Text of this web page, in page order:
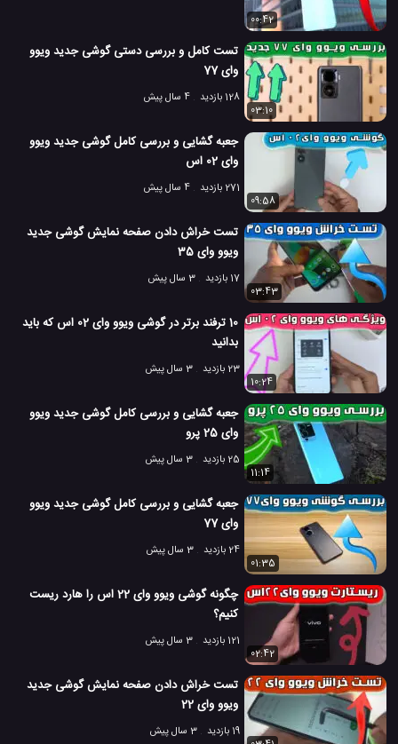
00:42
تست کامل و بررسی دستی گوشی جدید ویوو
وای 77
128 بازدید
4 سال پیش
03:10
جعبه گشایی و بررسی کامل گوشی جدید ویوو
وای 02 اس
271 بازدید
4 سال پیش
09:58
تست خراش دادن صفحه نمایش گوشی جدید
ویوو وای 35
17 بازدید
3 سال پیش
03:43
10 ترفند برتر در گوشی ویوو وای 02 اس که باید
بدانید
23 بازدید
3 سال پیش
10:24
جعبه گشایی و بررسی کامل گوشی جدید ویوو
وای 25 پرو
25 بازدید
3 سال پیش
11:14
جعبه گشایی و بررسی کامل گوشی جدید ویوو
وای 77
24 بازدید
3 سال پیش
01:35
چگونه گوشی ویوو وای 22 اس را هارد ریست
کنیم؟
121 بازدید
3 سال پیش
02:42
تست خراش دادن صفحه نمایش گوشی جدید
ویوو وای 22
19 بازدید
3 سال پیش